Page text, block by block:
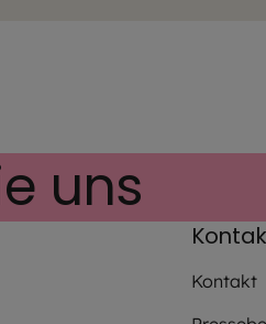
uns
Kontakt